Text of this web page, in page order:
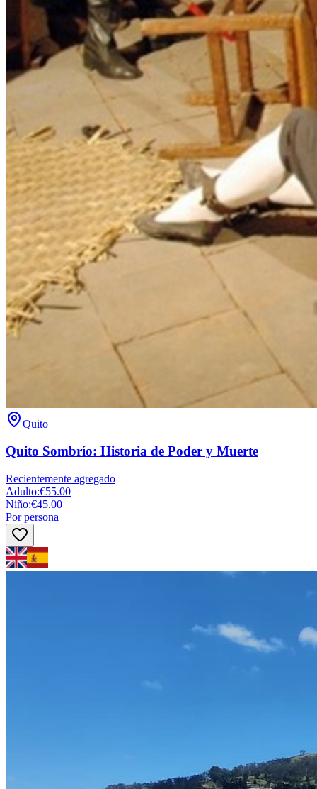
Quito
Quito Sombrío: Historia de Poder y Muerte
Recientemente agregado
Adulto:€55.00
Niño:€45.00
Por persona